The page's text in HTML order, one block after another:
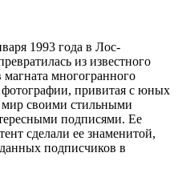
1993 года в Лос-
из известного
магната многогранного
привитая с юных
своими стильными
подписями. Ее
сделали ее знаменитой,
подписчиков в